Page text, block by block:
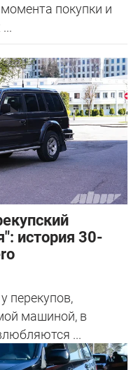
покупки и
история 30-
перекупов,
машиной, в
...